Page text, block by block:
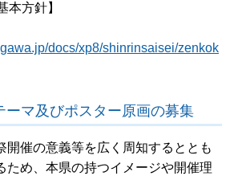
本方針】
docs/xp8/shinrinsaisei/zenkok
ーマ及びポスター原画の募集
催の意義等を広く周知するととも
ため、本県の持つイメージや開催理